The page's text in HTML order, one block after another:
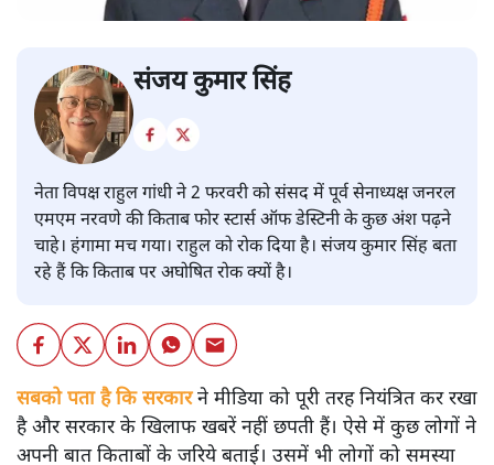
संजय कुमार सिंह
नेता विपक्ष राहुल गांधी ने 2 फरवरी को संसद में पूर्व सेनाध्यक्ष जनरल
एमएम नरवणे की किताब फोर स्टार्स ऑफ डेस्टिनी के कुछ अंश पढ़ने
चाहे। हंगामा मच गया। राहुल को रोक दिया है। संजय कुमार सिंह बता
रहे हैं कि किताब पर अघोषित रोक क्यों है।
सबको पता है कि सरकारने मीडिया को पूरी तरह नियंत्रित कर रखा
है और सरकार के खिलाफ खबरें नहीं छपती हैं। ऐसे में कुछ लोगों ने
अपनी बात किताबों के जरिये बताई। उसमें भी लोगों को समस्या